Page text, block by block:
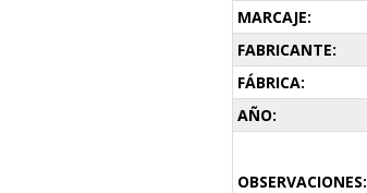
MARCAJE:
FABRICANTE:
FÁBRICA:
AÑO:
OBSERVACIONES: